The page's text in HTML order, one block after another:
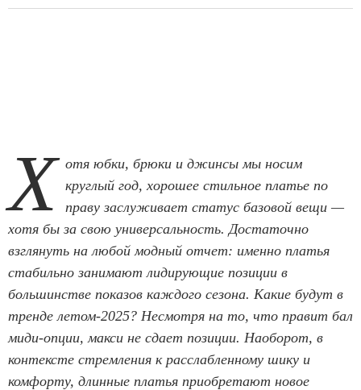
Х отя юбки, брюки и джинсы мы носим
круглый год, хорошее стильное платье по
праву заслуживает статус базовой вещи —
хотя бы за свою универсальность. Достаточно
взглянуть на любой модный отчет: именно платья
стабильно занимают лидирующие позиции в
большинстве показов каждого сезона. Какие будут в
тренде летом-2025? Несмотря на то, что правит бал
миди-опции, макси не сдает позиции. Наоборот, в
контексте стремления к расслабленному шику и
комфорту, длинные платья приобретают новое